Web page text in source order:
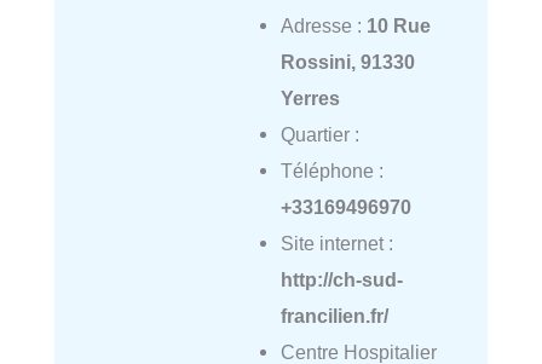
Adresse : 10 Rue
Rossini, 91330
Yerres
Quartier :
Téléphone :
+33169496970
Site internet :
http://ch-sud-
francilien.fr/
Centre Hospitalier